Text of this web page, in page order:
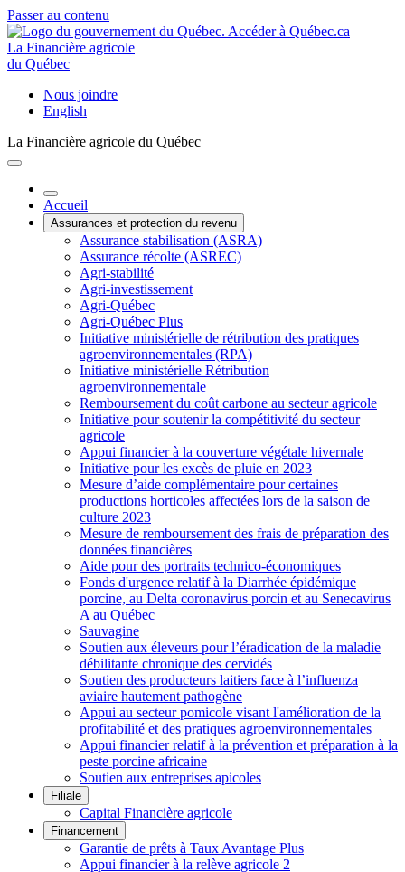
Passer au contenu
La Financière agricole
du Québec
Nous joindre
English
La Financière agricole du Québec
Accueil
Assurances et protection du revenu
Assurance stabilisation (ASRA)
Assurance récolte (ASREC)
Agri-stabilité
Agri-investissement
Agri-Québec
Agri-Québec Plus
Initiative ministérielle de rétribution des pratiques
agroenvironnementales (RPA)
Initiative ministérielle Rétribution
agroenvironnementale
Remboursement du coût carbone au secteur agricole
Initiative pour soutenir la compétitivité du secteur
agricole
Appui financier à la couverture végétale hivernale
Initiative pour les excès de pluie en 2023
Mesure d’aide complémentaire pour certaines
productions horticoles affectées lors de la saison de
culture 2023
Mesure de remboursement des frais de préparation des
données financières
Aide pour des portraits technico-économiques
Fonds d'urgence relatif à la Diarrhée épidémique
porcine, au Delta coronavirus porcin et au Senecavirus
A au Québec
Sauvagine
Soutien aux éleveurs pour l’éradication de la maladie
débilitante chronique des cervidés
Soutien des producteurs laitiers face à l’influenza
aviaire hautement pathogène
Appui au secteur pomicole visant l'amélioration de la
profitabilité et des pratiques agroenvironnementales
Appui financier relatif à la prévention et préparation à la
peste porcine africaine
Soutien aux entreprises apicoles
Filiale
Capital Financière agricole
Financement
Garantie de prêts à Taux Avantage Plus
Appui financier à la relève agricole 2